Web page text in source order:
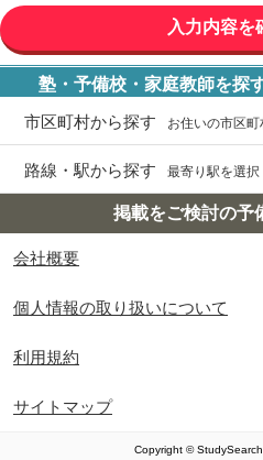
塾・予備校・家庭教師を探
市区町村から探す お住いの市区町
路線・駅から探す 最寄り駅を選択
掲載をご検討の予
会社概要
個人情報の取り扱いについて
利用規約
サイトマップ
Copyright ©